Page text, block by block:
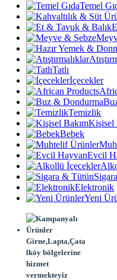
Temel
Tatlı
İçecekler
Temizlik
Kişisel
Bebek
Evcil
Elektronik
Yeni
Girne,Lapta,Çata
lköy bölgelerine
hizmet
vermekteyiz